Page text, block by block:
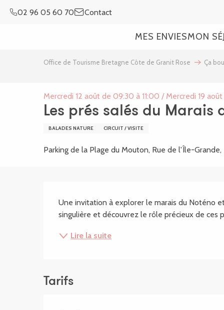
02 96 05 60 70 Contact
MES ENVIESMON
Office de Tourisme Bretagne Côte de Granit Rose Ça
Mercredi 12 août de 09:30 à 11:00 / Mercredi 19
Les prés salés du Marais
BALADES NATURE CIRCUIT / VISITE
Parking de la Plage du Mouton, Rue de l'Île-
Description
Une invitation à explorer le marais du Noténo
singulière et découvrez le rôle précieux de ces
Lire la suite
Tarifs